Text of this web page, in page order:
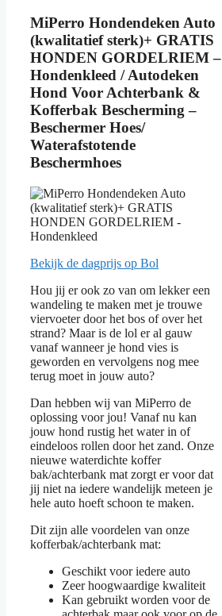
MiPerro Hondendeken Auto
(kwalitatief sterk)+ GRATIS
HONDEN GORDELRIEM –
Hondenkleed / Autodeken
Hond Voor Achterbank &
Kofferbak Bescherming –
Beschermer Hoes/
Waterafstotende
Beschermhoes
Bekijk de dagprijs op Bol
Hou jij er ook zo van om lekker een
wandeling te maken met je trouwe
viervoeter door het bos of over het
strand? Maar is de lol er al gauw
vanaf wanneer je hond vies is
geworden en vervolgens nog mee
terug moet in jouw auto?
Dan hebben wij van MiPerro de
oplossing voor jou! Vanaf nu kan
jouw hond rustig het water in of
eindeloos rollen door het zand. Onze
nieuwe waterdichte koffer
bak/achterbank mat zorgt er voor dat
jij niet na iedere wandelijk meteen je
hele auto hoeft schoon te maken.
Dit zijn alle voordelen van onze
kofferbak/achterbank mat:
Geschikt voor iedere auto
Zeer hoogwaardige kwaliteit
Kan gebruikt worden voor de